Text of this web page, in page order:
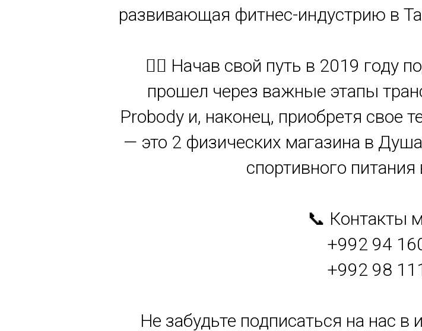
развивающая фитнес-индустрию в
🏋️‍♂️ Начав свой путь в 2019 году
прошел через важные этапы
Probody и, наконец, приобретя свое
— это 2 физических магазина в
спортивного
📞 Контакты
+992 94
+992 98
Не забудьте подписаться на нас в